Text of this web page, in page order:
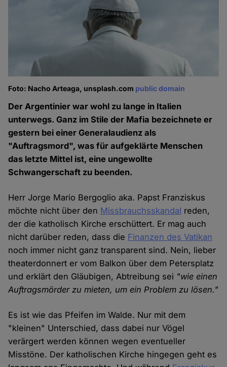
Foto: Nacho Arteaga, unsplash.com public domain
Der Argentinier war wohl zu lange in Italien
unterwegs. Ganz im Stile der Mafia bezeichnete er
gestern bei einer Generalaudienz als
"Auftragsmord", was für aufgeklärte Menschen
das letzte Mittel ist, eine ungewollte
Schwangerschaft zu beenden.
Herr Jorge Mario Bergoglio aka. Papst Franziskus
möchte nicht über den Missbrauchsskandal reden,
der die katholisch Kirche erschüttert. Er mag auch
nicht darüber reden, dass die Finanzen des Vatikan
noch immer nicht ganz transparent sind. Nein, lieber
theaterdonnert er vom Balkon über dem Petersplatz
und erklärt den Gläubigen, Abtreibung sei "wie einen
Auftragsmörder zu mieten, um ein Problem zu lösen."
Es ist wie das Pfeifen im Walde. Nur mit dem
"kleinen" Unterschied, dass dabei nur Vögel
verärgert werden können wegen eventueller
Misstöne. Der katholischen Kirche hingegen geht es